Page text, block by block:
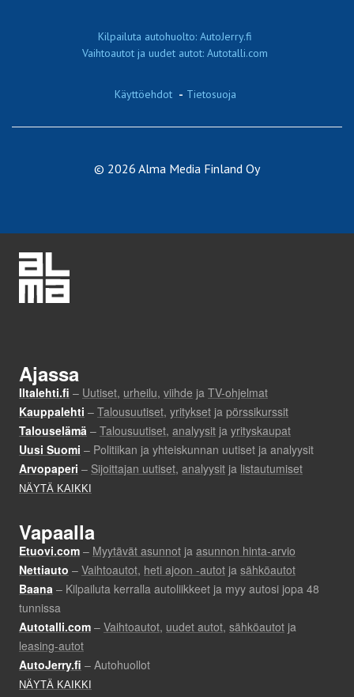
Kilpailuta autohuolto: AutoJerry.fi
Vaihtoautot ja uudet autot: Autotalli.com
Käyttöehdot - Tietosuoja
© 2026 Alma Media Finland Oy